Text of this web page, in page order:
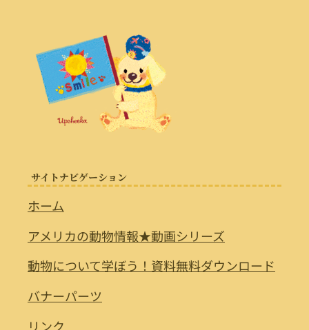
サイトナビゲーション
ホーム
アメリカの動物情報★動画シリーズ
動物について学ぼう！資料無料ダウンロード
バナーパーツ
リンク